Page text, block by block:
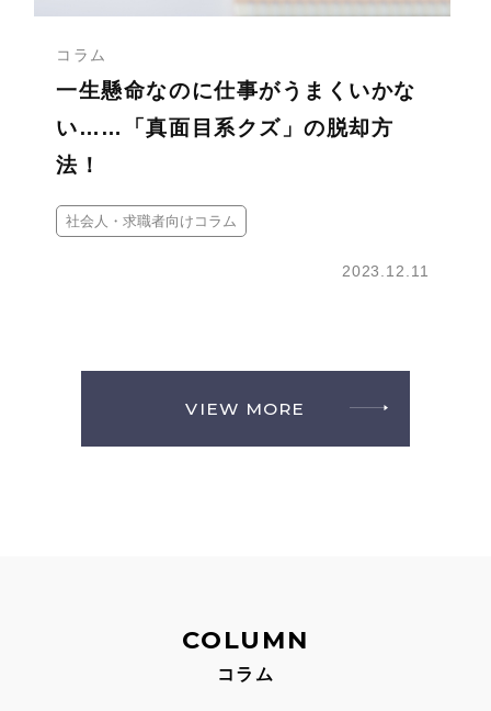
コラム
一生懸命なのに仕事がうまくいかな
い……「真面目系クズ」の脱却方
法！
社会人・求職者向けコラム
2023.12.11
VIEW MORE
COLUMN
コラム